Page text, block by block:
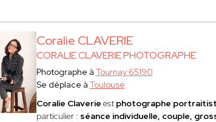
Coralie CLAVERIE
CORALIE CLAVERIE PHOTOGRAPHE
Photographe à Tournay 65190
Se déplace à Toulouse
Coralie Claverie est photographe
particulier : séance individuelle, couple,